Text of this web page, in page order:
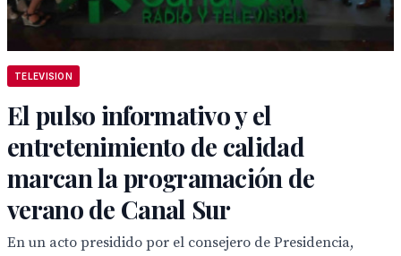
TELEVISION
El pulso informativo y el
entretenimiento de calidad
marcan la programación de
verano de Canal Sur
En un acto presidido por el consejero de Presidencia,